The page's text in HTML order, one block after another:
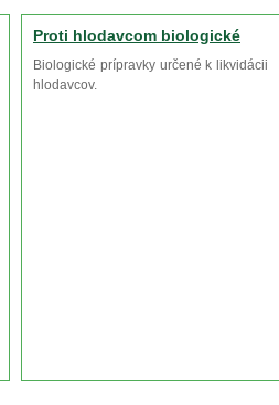
Proti hlodavcom biologické
Biologické prípravky určené k likvidácii
hlodavcov.